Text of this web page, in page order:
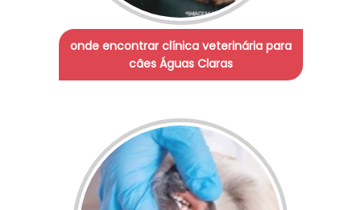
onde encontrar clínica veterinária para
cães Águas Claras